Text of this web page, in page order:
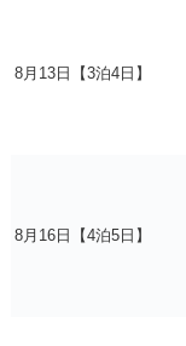
8月13日【3泊4日】
8月16日【4泊5日】